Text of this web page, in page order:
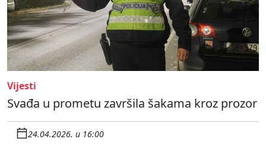
Vijesti
Svađa u prometu završila šakama kroz prozor
24.04.2026. u 16:00